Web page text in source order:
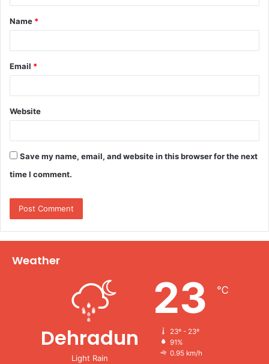
t
*
Name *
Email *
Website
Save my name, email, and website in this browser for the next
time I comment.
Weather
Dehradun
Light Rain
23 ℃
23º - 23º
91%
0.95 km/h